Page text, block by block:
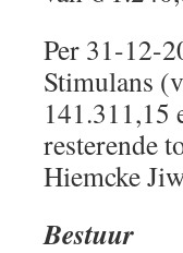
Per 31-12-
Stimulans
141.311,15
resterende
Hiemcke
Bestuur